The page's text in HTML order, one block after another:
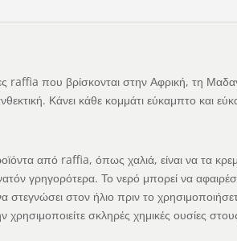
raffia που βρίσκονται στην Αφρική, τη
ανθεκτική. Κάνει κάθε κομμάτι εύκαμπτο
από raffia, όπως χαλιά, είναι να τα
γρηγορότερα. Το νερό μπορεί να
στον ήλιο πριν το
σκληρές χημικές ουσίες